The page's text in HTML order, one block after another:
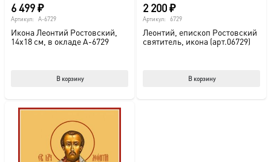
6 499₽
Артикул: A-6729
Икона Леонтий Ростовский,
14х18 см, в окладе A-6729
В корзину
2 200₽
Артикул: 6729
Леонтий, епископ Ростовский
свя­ти­тель, икона (арт.06729)
В корзину